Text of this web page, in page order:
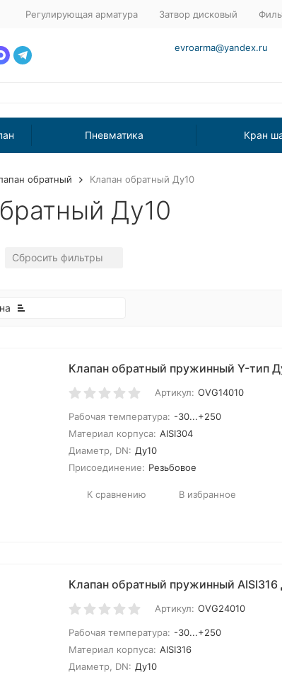
Регулирующая арматура Затвор дисковый
evroarma@yandex.ru
Пневматика Кран
обратный Клапан обратный Ду10
Ду10
Сбросить фильтры
покупателей
Клапан обратный пружинный Y-тип
Артикул: OVG14010
Рабочая температура: -30...+250
Материал корпуса: AISI304
Диаметр, DN: Ду10
Присоединение: Резьбовое
К сравнению В избранное
Клапан обратный пружинный AISI316
Артикул: OVG24010
Рабочая температура: -30...+250
Материал корпуса: AISI316
Диаметр, DN: Ду10